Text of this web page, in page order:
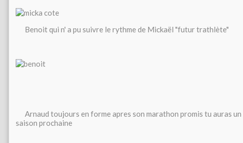
Benoit qui n' a pu suivre le rythme de Mickaël "futur trathlète"
Arnaud toujours en forme apres son marathon promis tu auras
saison prochaine